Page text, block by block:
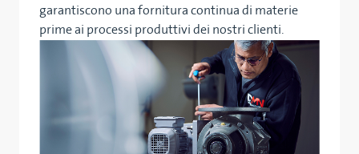
garantiscono una fornitura continua di materie
prime ai processi produttivi dei nostri clienti.